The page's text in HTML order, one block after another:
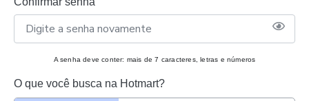
A senha deve conter: mais de 7 caracteres, letras e números
O que você busca na Hotmart?